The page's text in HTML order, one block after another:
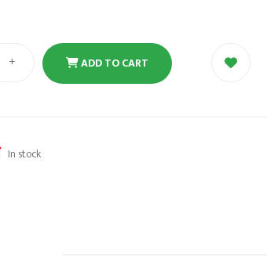
+ ADD TO CART
In stock